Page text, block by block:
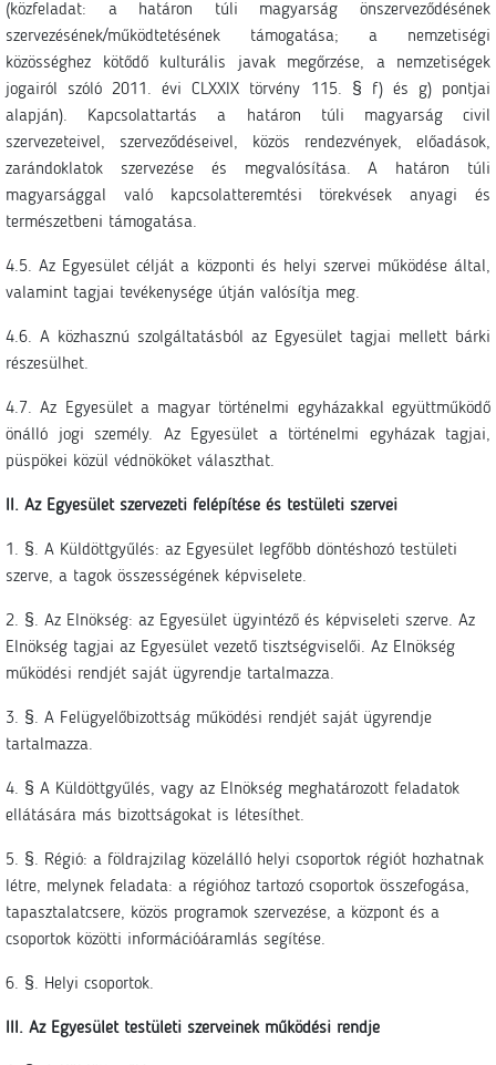
(közfeladat: a határon túli magyarság önszerveződésének
szervezésének/működtetésének támogatása; a nemzetiségi
közösséghez kötődő kulturális javak megőrzése, a nemzetiségek
jogairól szóló 2011. évi CLXXIX törvény 115. § f) és g) pontjai
alapján). Kapcsolattartás a határon túli magyarság civil
szervezeteivel, szerveződéseivel, közös rendezvények, előadások,
zarándoklatok szervezése és megvalósítása. A határon túli
magyarsággal való kapcsolatteremtési törekvések anyagi és
természetbeni támogatása.
4.5. Az Egyesület célját a központi és helyi szervei működése által,
valamint tagjai tevékenysége útján valósítja meg.
4.6. A közhasznú szolgáltatásból az Egyesület tagjai mellett bárki
részesülhet.
4.7. Az Egyesület a magyar történelmi egyházakkal együttműködő
önálló jogi személy. Az Egyesület a történelmi egyházak tagjai,
püspökei közül védnököket választhat.
II. Az Egyesület szervezeti felépítése és testületi szervei
1. §. A Küldöttgyűlés: az Egyesület legfőbb döntéshozó testületi
szerve, a tagok összességének képviselete.
2. §. Az Elnökség: az Egyesület ügyintéző és képviseleti szerve. Az
Elnökség tagjai az Egyesület vezető tisztségviselői. Az Elnökség
működési rendjét saját ügyrendje tartalmazza.
3. §. A Felügyelőbizottság működési rendjét saját ügyrendje
tartalmazza.
4. § A Küldöttgyűlés, vagy az Elnökség meghatározott feladatok
ellátására más bizottságokat is létesíthet.
5. §. Régió: a földrajzilag közelálló helyi csoportok régiót hozhatnak
létre, melynek feladata: a régióhoz tartozó csoportok összefogása,
tapasztalatcsere, közös programok szervezése, a központ és a
csoportok közötti információáramlás segítése.
6. §. Helyi csoportok.
III. Az Egyesület testületi szerveinek működési rendje